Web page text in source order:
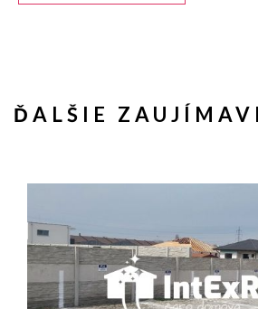
ĎALŠIE